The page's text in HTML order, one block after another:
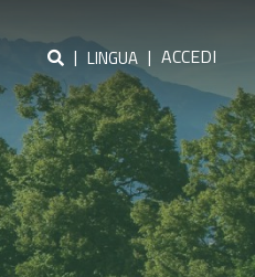
| LINGUA | ACCEDI